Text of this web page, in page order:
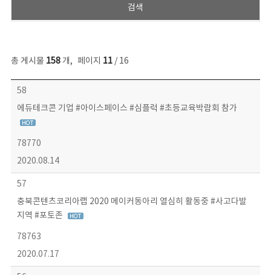
총 게시물 158개, 페이지 11/ 16
콘텐츠이슈 목록 - 번호, 제목, 작성자, 파일, 조회수, 작성일 정보 제공
58
에듀테크콘 기업 #아이스페이스 #심플럭 #초등교육박람회 참가
78770
2020.08.14
57
충북콘텐츠코리아랩 2020 메이커동아리 열심히 활동중 #사고다발
지역 #포토존
78763
2020.07.17